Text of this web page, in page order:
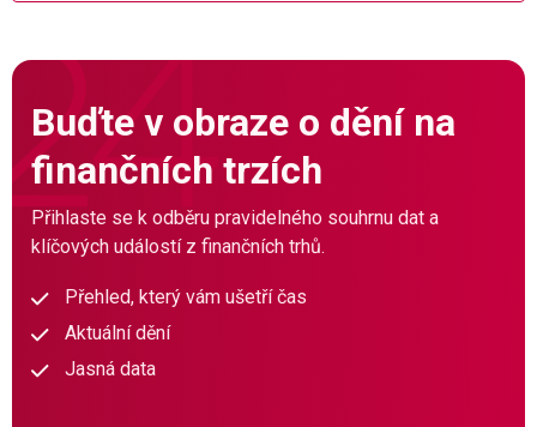
Buďte v obraze o dění na
finančních trzích
Přihlaste se k odběru pravidelného souhrnu dat a
klíčových událostí z finančních trhů.
Přehled, který vám ušetří čas
Aktuální dění
Jasná data